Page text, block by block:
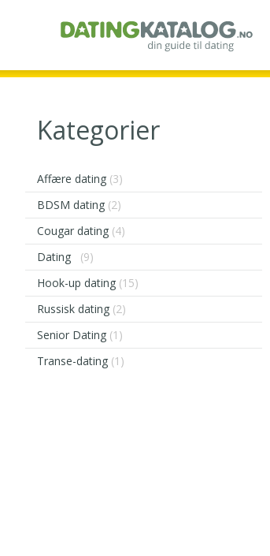
Kategorier
Affære dating (3)
BDSM dating (2)
Cougar dating (4)
Dating
(9)
Hook-up dating (15)
Russisk dating (2)
Senior Dating (1)
Transe-dating (1)